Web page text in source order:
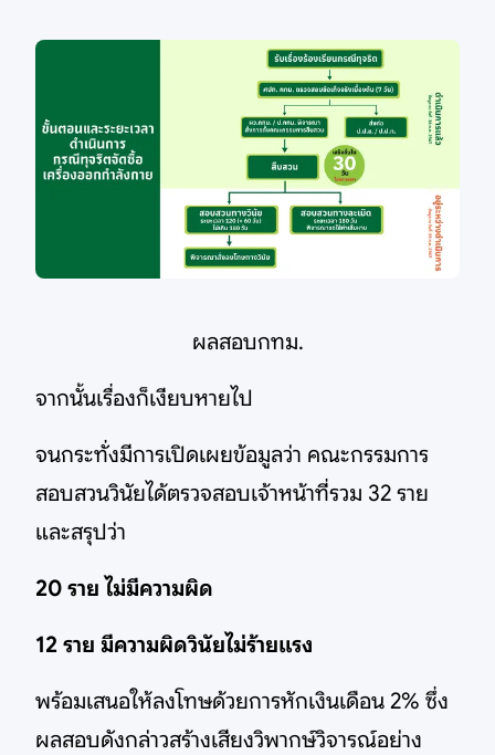
ผลสอบกทม.
จากนั้นเรื่องก็เงียบหายไป
จนกระทั่งมีการเปิดเผยข้อมูลว่า คณะกรรมการ
สอบสวนวินัยได้ตรวจสอบเจ้าหน้าที่รวม 32 ราย
และสรุปว่า
20 ราย ไม่มีความผิด
12 ราย มีความผิดวินัยไม่ร้ายแรง
พร้อมเสนอให้ลงโทษด้วยการหักเงินเดือน 2% ซึ่ง
ผลสอบดังกล่าวสร้างเสียงวิพากษ์วิจารณ์อย่าง